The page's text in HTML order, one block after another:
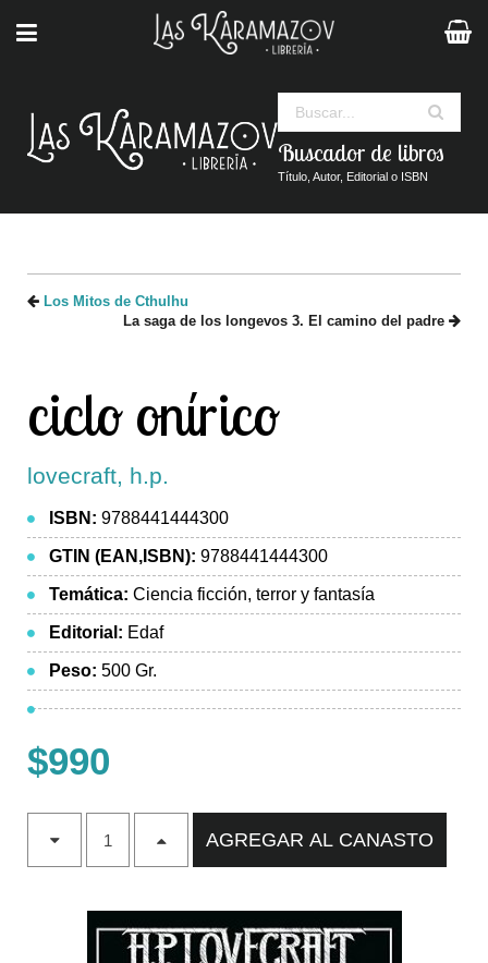
Buscador de libros
Título, Autor, Editorial o ISBN
Los Mitos de Cthulhu
La saga de los longevos 3. El camino del padre
ciclo onírico
lovecraft, h.p.
ISBN: 9788441444300
GTIN (EAN,ISBN): 9788441444300
Temática: Ciencia ficción, terror y fantasía
Editorial: Edaf
Peso: 500 Gr.
$990
AGREGAR AL CANASTO